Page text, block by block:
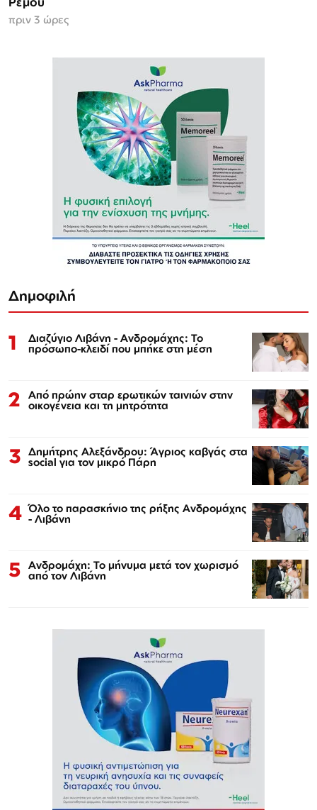
πριν 3 ώρες
Δημοφιλή
1 Διαζύγιο Λιβάνη - Ανδρομάχης: Το
πρόσωπο-κλειδί που μπήκε στη μέση
2 Από πρώην σταρ ερωτικών ταινιών στην
οικογένεια και τη μητρότητα
3 Δημήτρης Αλεξάνδρου: Άγριος καβγάς στα
social για τον μικρό Πάρη
4 Όλο το παρασκήνιο της ρήξης Ανδρομάχης
- Λιβάνη
5 Ανδρομάχη: Το μήνυμα μετά τον χωρισμό
από τον Λιβάνη